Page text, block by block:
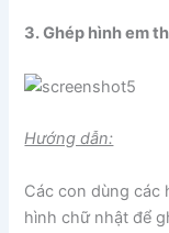
3. Ghép hình em
Hướng dẫn:
Các con dùng các
hình chữ nhật để